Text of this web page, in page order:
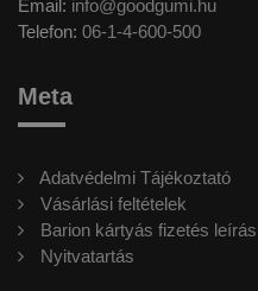
Email: info@goodgumi.hu
Telefon: 06-1-4-600-500
Meta
Adatvédelmi Tájékoztató
Vásárlási feltételek
Barion kártyás fizetés leírás
Nyitvatartás